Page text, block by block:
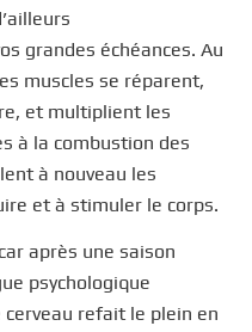
grandes échéances. Au
muscles se réparent,
et multiplient les
à la combustion des
à nouveau les
et à stimuler le corps.
après une saison
psychologique
refait le plein en